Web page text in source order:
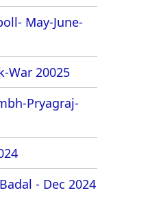
May-June-
War 20025
Pryagraj-
- Dec 2024